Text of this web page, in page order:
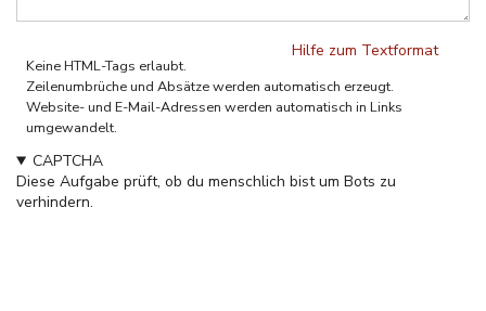
Hilfe zum Textformat
Keine HTML-Tags erlaubt.
Zeilenumbrüche und Absätze werden automatisch erzeugt.
Website- und E-Mail-Adressen werden automatisch in Links
umgewandelt.
CAPTCHA
Diese Aufgabe prüft, ob du menschlich bist um Bots zu
verhindern.